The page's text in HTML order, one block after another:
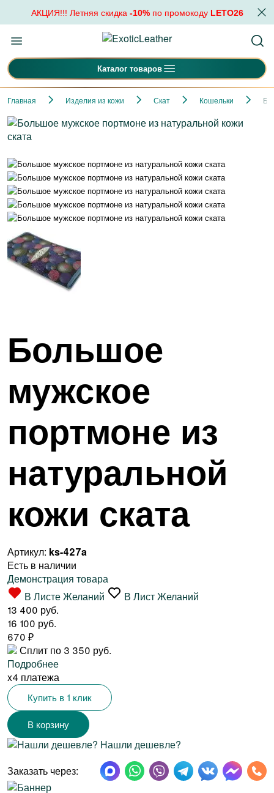
АКЦИЯ!!! Летняя скидка -10%по промокоду LETO26
Каталог товаров
Главная Изделия из кожи Скат Кошельки
Большое
мужское
портмоне из
натуральной
кожи ската
Артикул: ks-427a
Есть в наличии
Демонстрация товара
В Листе Желаний
В Лист Желаний
13 400 руб.
16 100 руб.
670 ₽
Сплит по 3 350 руб.
Подробнее
x4 платежа
Купить в 1 клик
Нашли дешевле?
Заказать через: